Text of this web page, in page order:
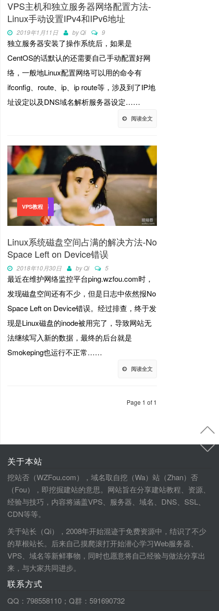
VPS主机和独立服务器网络配置方法-
Linux手动设置IPv4和IPv6地址
2019年1月11日 byQi 9
独立服务器安装了操作系统后，如果是
CentOS的话默认的还需要自己手动配置好网
络，一般地Linux配置网络可以用的命令有
ifconfig、route、ip、ip route等，涉及到了IP地
址设定以及DNS域名解析服务器设定……
阅读全文
VPS主机
独立服务器
VPS教程
Linux系统磁盘空间占满的解决方法-No
Space Left on Device错误
2018年10月30日 byQi 5
最近在维护网络监控平台ping.wzfou.com时，
发现磁盘空间还有不少，但是日志中依然报No
Space Left on Device错误。经过排查，终于发
现是Linux磁盘的inode被用完了，导致网站无
法继续写入新的数据，最终的后台就是
Smokeping也运行不正常……
阅读全文
Page 1 of 1
关于本站
挖站否（WZFou.com），域名取自挖（Wa）站（Zhan）否
（Fou），即挖掘建站的意思。网站旨在分享建站教程、资源、
经验与技巧，内容将涵盖VPS、服务器、域名、DNS、SSL、
CDN等等。
关于站长（Qi），2008年开始混迹于免费资源中，结识了不少
的草根站长。后来自己摸爬滚打开始潜心学习Web服务器、
VPS、域名等新鲜事物，同时也愿意将自己经验与做法分享出
来，与大家共同进步。
联系方式
QQ：798558110；Q群：591690732